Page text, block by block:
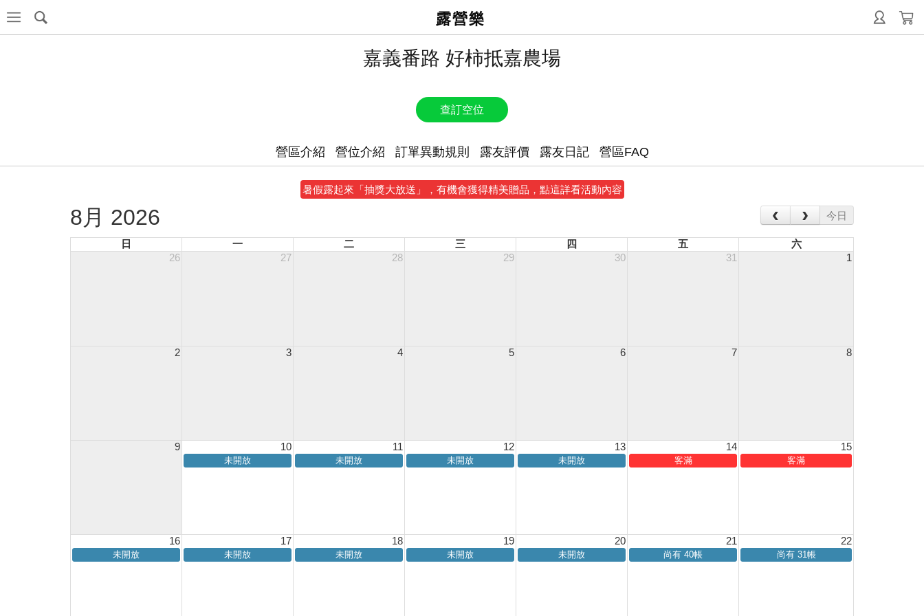
露營樂
嘉義番路 好柿抵嘉農場
查訂空位
營區介紹 營位介紹 訂單異動規則 露友評價 露友日記 營區FAQ
暑假露起來「抽獎大放送」，有機會獲得精美贈品，點這詳看活動內容
8月 2026 ‹ › 今日
未開放 未開放 未開放 未開放 客滿 客滿
未開放 未開放 未開放 未開放 未開放 尚有 40帳 尚有 31帳
日 一 二 三 四 五
六
26
27 28 29 30 31 1
2 3 4 5 6 7 8
9 10 11 12 13 14 15
16 17 18 19 20 21 22